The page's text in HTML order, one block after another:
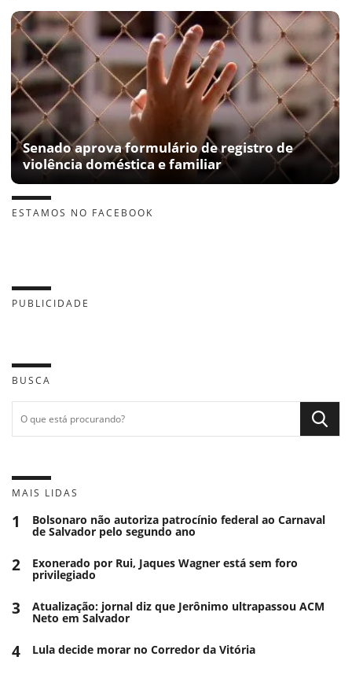
Senado aprova formulário de registro de
violência doméstica e familiar
ESTAMOS NO FACEBOOK
PUBLICIDADE
BUSCA
MAIS LIDAS
1 Bolsonaro não autoriza patrocínio federal ao Carnaval
de Salvador pelo segundo ano
2 Exonerado por Rui, Jaques Wagner está sem foro
privilegiado
3 Atualização: jornal diz que Jerônimo ultrapassou ACM
Neto em Salvador
4 Lula decide morar no Corredor da Vitória